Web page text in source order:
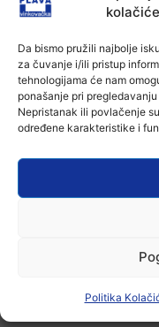
kolačiće
Da bismo pružili najbolje
za čuvanje i/ili pristup
tehnologijama će nam
ponašanje pri
Nepristanak ili povlačenje
određene karakteristike i
Politika
7
6